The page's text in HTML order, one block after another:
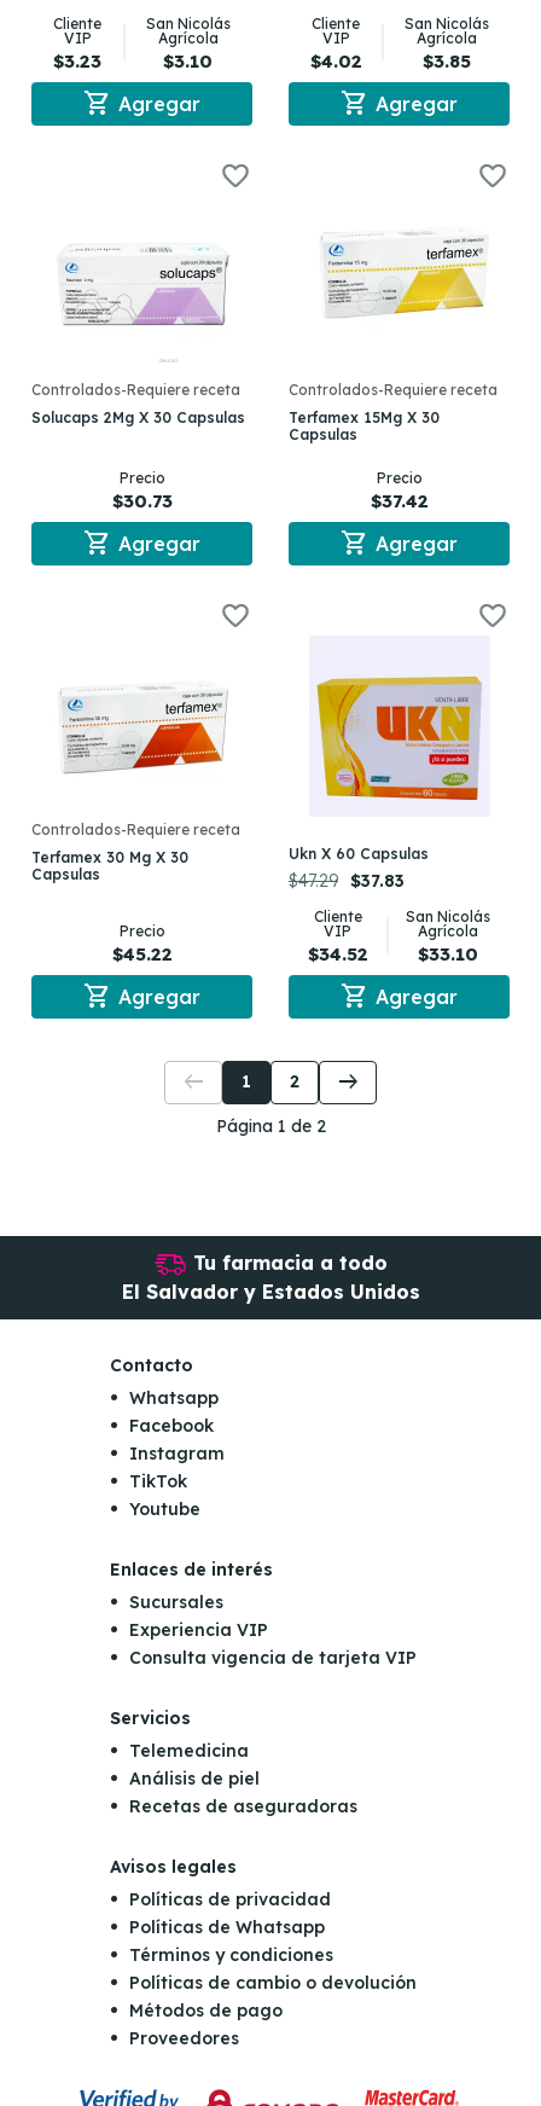
Cliente
VIP
$3.23
San Nicolás
Agrícola
$3.10
shopping_cart Agregar
Cliente
VIP
$4.02
San Nicolás
Agrícola
$3.85
shopping_cart Agregar
Controlados-Requiere receta
Solucaps 2Mg X 30 Capsulas
Precio
$30.73
shopping_cart Agregar
Controlados-Requiere receta
Terfamex 15Mg X 30
Capsulas
Precio
$37.42
shopping_cart Agregar
Controlados-Requiere receta
Terfamex 30 Mg X 30
Capsulas
Precio
$45.22
shopping_cart Agregar
Ukn X 60 Capsulas
$47.29 $37.83
Cliente
VIP
$34.52
San Nicolás
Agrícola
$33.10
shopping_cart Agregar
Página 1 de 2
arrow_left_alt 1 2 arrow_right_alt
Tu farmacia a todo
El Salvador y Estados Unidos
Contacto
Whatsapp
Facebook
Instagram
TikTok
Youtube
Enlaces de interés
Sucursales
Experiencia VIP
Consulta vigencia de tarjeta VIP
Servicios
Telemedicina
Análisis de piel
Recetas de aseguradoras
Avisos legales
Políticas de privacidad
Políticas de Whatsapp
Términos y condiciones
Políticas de cambio o devolución
Métodos de pago
Proveedores